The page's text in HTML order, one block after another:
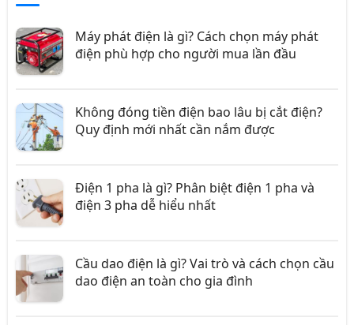
Máy phát điện là gì? Cách chọn máy phát
điện phù hợp cho người mua lần đầu
Không đóng tiền điện bao lâu bị cắt điện?
Quy định mới nhất cần nắm được
Điện 1 pha là gì? Phân biệt điện 1 pha và
điện 3 pha dễ hiểu nhất
Cầu dao điện là gì? Vai trò và cách chọn cầu
dao điện an toàn cho gia đình